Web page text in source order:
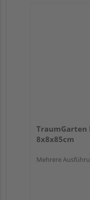
TraumGarten
8x8x85cm
Mehrere